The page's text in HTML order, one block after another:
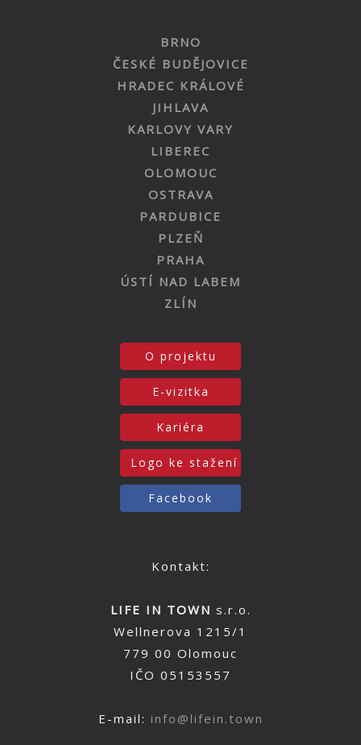
BRNO
ČESKÉ BUDĚJOVICE
HRADEC KRÁLOVÉ
JIHLAVA
KARLOVY VARY
LIBEREC
OLOMOUC
OSTRAVA
PARDUBICE
PLZEŇ
PRAHA
ÚSTÍ NAD LABEM
ZLÍN
O projektu
E-vizitka
Kariéra
Logo ke stažení
Facebook
Kontakt:
LIFE IN TOWN s.r.o.
Wellnerova 1215/1
779 00 Olomouc
IČO 05153557
E-mail: info@lifein.town